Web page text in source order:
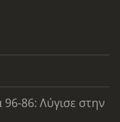
86: Λύγισε στην